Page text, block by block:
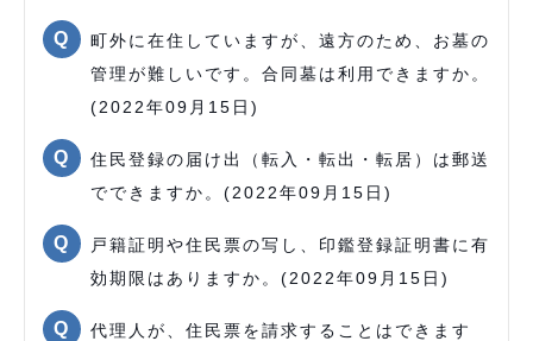
町外に在住していますが、遠方のため、お墓の
管理が難しいです。合同墓は利用できますか。
(2022年09月15日)
住民登録の届け出（転入・転出・転居）は郵送
でできますか。(2022年09月15日)
戸籍証明や住民票の写し、印鑑登録証明書に有
効期限はありますか。(2022年09月15日)
代理人が、住民票を請求することはできます